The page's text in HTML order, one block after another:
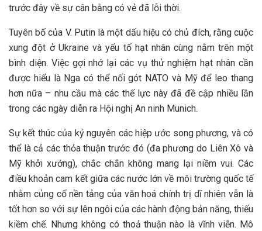
trước đây về sự cân bằng có vẻ đã lỗi thời.
Tuyên bố của V. Putin là một dấu hiệu có chủ đích, rằng cuộc
xung đột ở Ukraine và yếu tố hạt nhân cùng nằm trên một
bình diện. Việc gợi nhớ lại các vụ thử nghiệm hạt nhân cần
được hiểu là Nga có thể nối gót NATO và Mỹ để leo thang
hơn nữa – nhu cầu mà các thế lực này đã đề cập nhiều lần
trong các ngày diễn ra Hội nghị An ninh Munich.
Sự kết thúc của kỷ nguyên các hiệp ước song phương, và có
thể là cả các thỏa thuận trước đó (đa phương do Liên Xô và
Mỹ khởi xướng), chắc chắn không mang lại niềm vui. Các
điều khoản cam kết giữa các nước lớn về môi trường quốc tế
nhằm củng cố nền tảng của văn hoá chính trị dĩ nhiên vẫn là
tốt hơn so với sự lên ngôi của các hành động bản năng, thiếu
kiềm chế. Nhưng không có thoả thuận nào là vĩnh viễn. Mô